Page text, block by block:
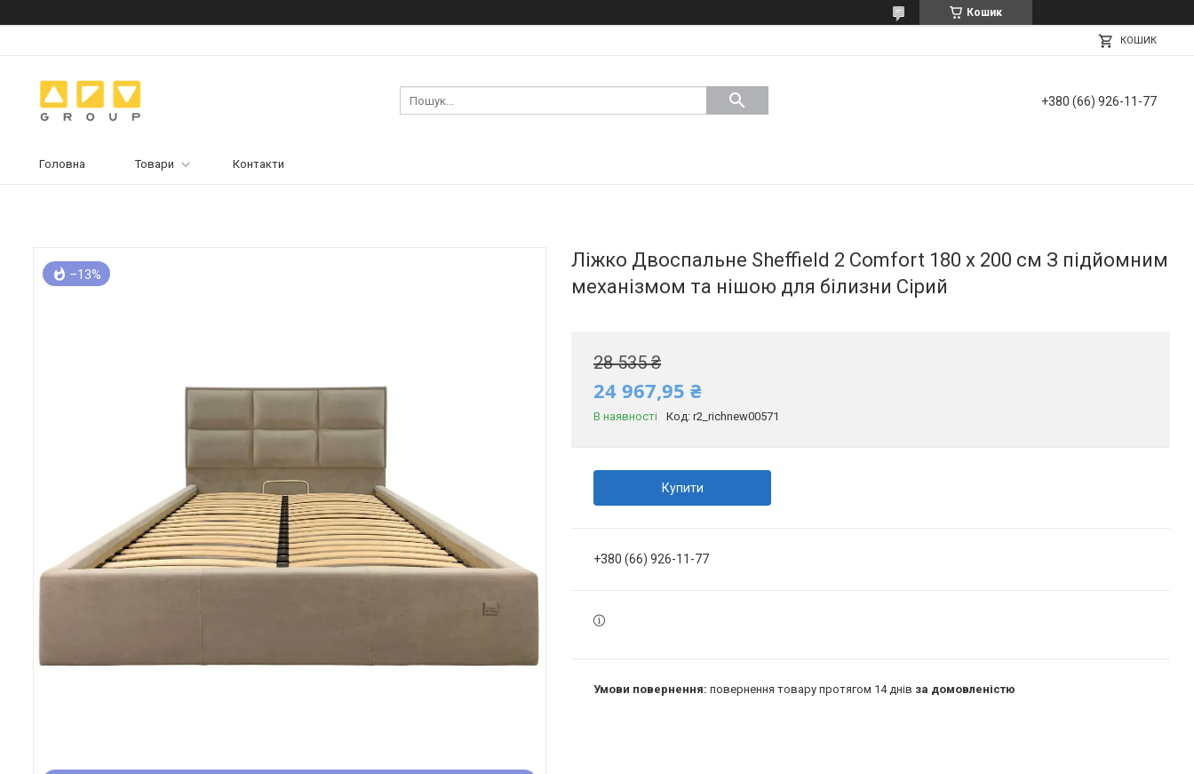
Кошик
КОШИК
+380 (66) 926-11-77
Головна Товари Контакти
–13%
Ліжко Двоспальне Sheffield 2 Comfort 180 х 200 см З підйомним
механізмом та нішою для білизни Сірий
28 535 ₴
24 967,95 ₴
В наявності Код: r2_richnew00571
Купити
+380 (66) 926-11-77
повернення товару протягом 14 днів за домовленістю